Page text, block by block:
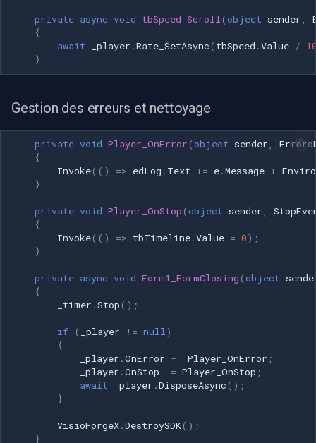
private async void tbSpeed_Scroll (object sender ,
{
await
_player .Rate_SetAsync ( tbSpeed .Value /
}
Gestion des erreurs et nettoyage
private void Player_OnError (object sender ,
{
Invoke(() => edLog . Text += e.Message +
}
private void Player_OnStop (object sender ,
{
Invoke(() => tbTimeline.Value = 0);
}
private async void Form1_FormClosing (object
{
_timer .Stop ();
if ( _player != null)
{
_player .OnError -= Player_OnError ;
_player .OnStop -= Player_OnStop ;
await
_player .DisposeAsync ();
}
VisioForgeX.DestroySDK();
}